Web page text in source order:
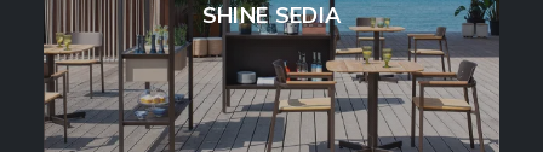
SHINE SEDIA